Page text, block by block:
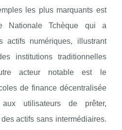
les plus marquants est
Nationale Tchèque qui a
actifs numériques, illustrant
institutions traditionnelles
acteur notable est le
de finance décentralisée
utilisateurs de prêter,
actifs sans intermédiaires.